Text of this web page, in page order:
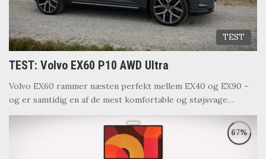
TEST
TEST: Volvo EX60 P10 AWD Ultra
Volvo EX60 rammer næsten perfekt mellem EX40 og EX90 –
og er samtidig en af de mest komfortable og støjsvage…